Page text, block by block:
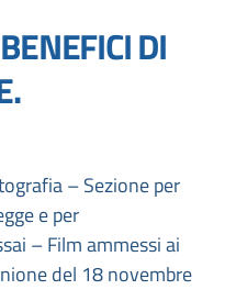
DI
– Sezione per
e per
– Film ammessi ai
del 18 novembre